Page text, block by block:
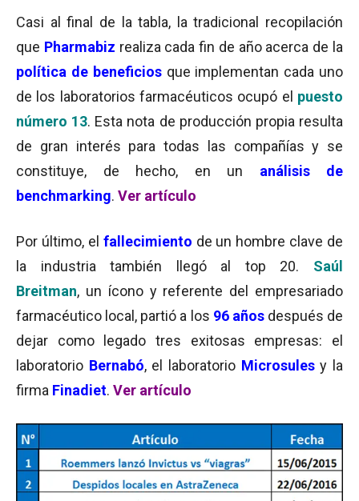
Casi al final de la tabla, la tradicional recopilación
que Pharmabiz realiza cada fin de año acerca de la
política de beneficiosque implementan cada uno
de los laboratorios farmacéuticos ocupó el puesto
número 13. Esta nota de producción propia resulta
de gran interés para todas las compañías y se
constituye, de hecho, en un análisis de
benchmarking. Ver artículo
Por último, el fallecimiento de un hombre clave de
la industria también llegó al top 20. Saúl
Breitman, un ícono y referente del empresariado
farmacéutico local, partió a los 96 añosdespués de
dejar como legado tres exitosas empresas: el
laboratorio Bernabó, el laboratorio Microsulesy la
firma Finadiet. Ver artículo